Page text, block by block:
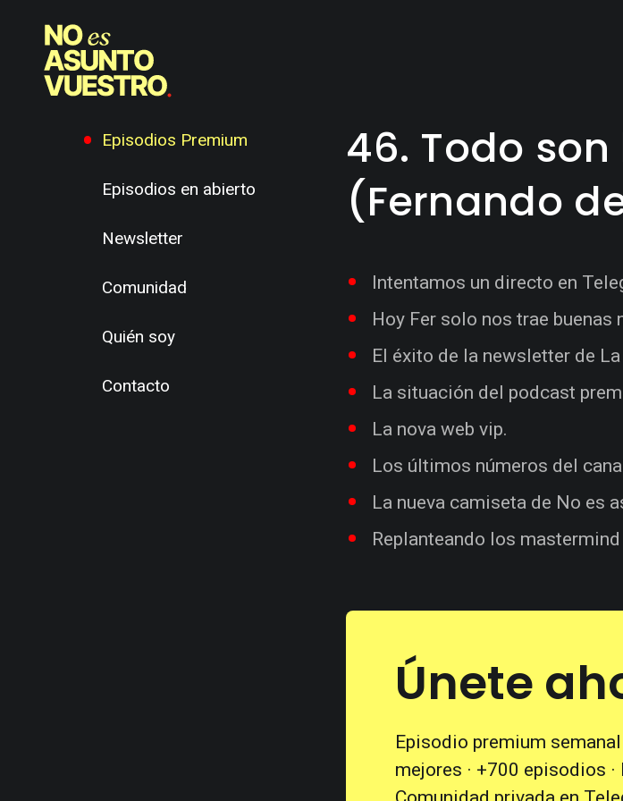
Episodios Premium
Episodios en abierto
Newsletter
Comunidad
Quién soy
Contacto
46. Todo
(Fernando
Intentamos un directo en
Hoy Fer solo nos trae buenas
El éxito de la newsletter de
La situación del podcast
La nova web vip.
Los últimos números del
La nueva camiseta de No es
Replanteando los
Únete
Episodio premium
mejores · +700 episodios